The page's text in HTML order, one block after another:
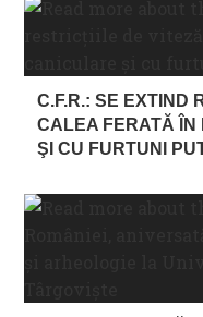
C.F.R.: SE EXTIND
CALEA FERATĂ
ŞI CU FURTUNI